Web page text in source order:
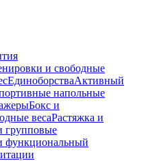
и свободные
ЕдиноборстваАктивный
напольные
Бокс и
весаРастяжка и
групповые
функциональный